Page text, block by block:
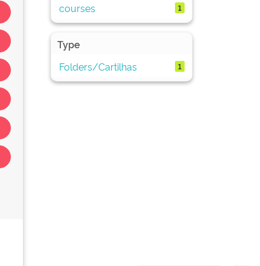
courses 1
Type
Folders/Cartilhas
1